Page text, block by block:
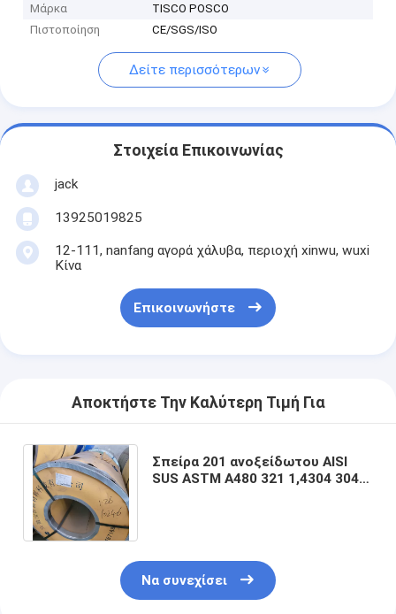
Μάρκα
TISCO POSCO
Πιστοποίηση
CE/SGS/ISO
Δείτε περισσότερων
Στοιχεία Επικοινωνίας
jack
13925019825
12-111, nanfang αγορά χάλυβα, περιοχή xinwu, wuxi
Κίνα
Επικοινωνήστε
Αποκτήστε Την Καλύτερη Τιμή Για
Σπείρα 201 ανοξείδωτου AISI
SUS ASTM A480 321 1,4304 304
Να συνεχίσει